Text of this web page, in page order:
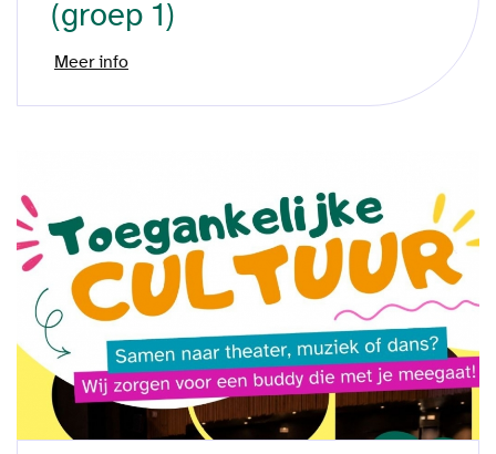
(groep 1)
Meer info